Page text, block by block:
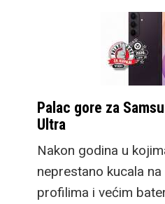
Palac gore za
Ultra
Nakon godina u
neprestano kucala
profilima i većim